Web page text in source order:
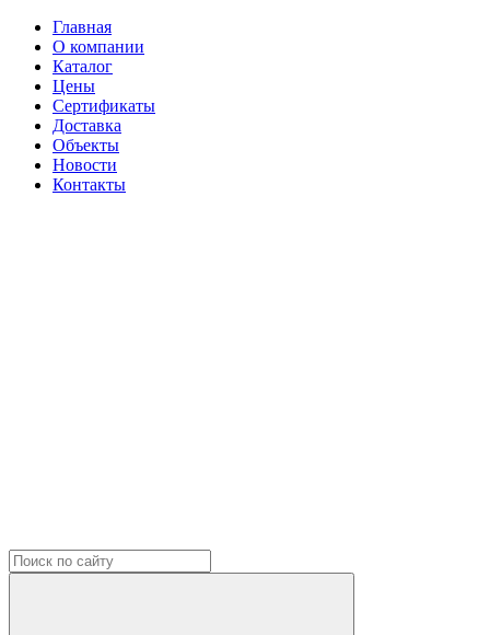
Главная
О компании
Каталог
Цены
Сертификаты
Доставка
Объекты
Новости
Контакты